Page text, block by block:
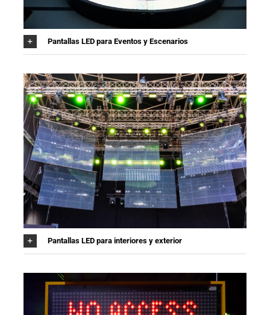
Pantallas LED para Eventos y Escenarios
Pantallas LED para interiores y exterior